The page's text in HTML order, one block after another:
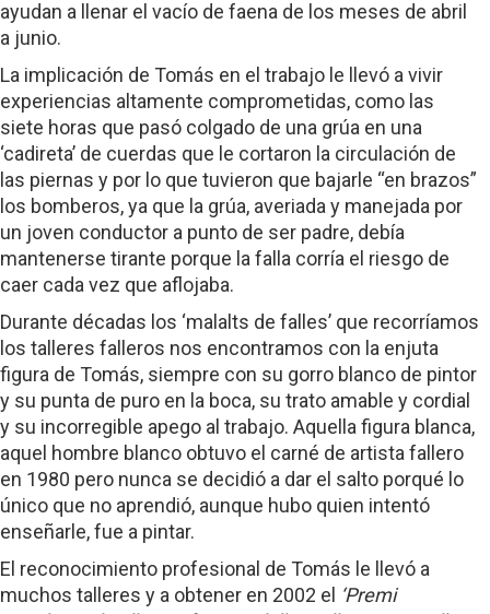
ayudan a llenar el vacío de faena de los meses de abril
a junio.
La implicación de Tomás en el trabajo le llevó a vivir
experiencias altamente comprometidas, como las
siete horas que pasó colgado de una grúa en una
‘cadireta’ de cuerdas que le cortaron la circulación de
las piernas y por lo que tuvieron que bajarle “en brazos”
los bomberos, ya que la grúa, averiada y manejada por
un joven conductor a punto de ser padre, debía
mantenerse tirante porque la falla corría el riesgo de
caer cada vez que aflojaba.
Durante décadas los ‘malalts de falles’ que recorríamos
los talleres falleros nos encontramos con la enjuta
figura de Tomás, siempre con su gorro blanco de pintor
y su punta de puro en la boca, su trato amable y cordial
y su incorregible apego al trabajo. Aquella figura blanca,
aquel hombre blanco obtuvo el carné de artista fallero
en 1980 pero nunca se decidió a dar el salto porqué lo
único que no aprendió, aunque hubo quien intentó
enseñarle, fue a pintar.
El reconocimiento profesional de Tomás le llevó a
muchos talleres y a obtener en 2002 el ‘Premi